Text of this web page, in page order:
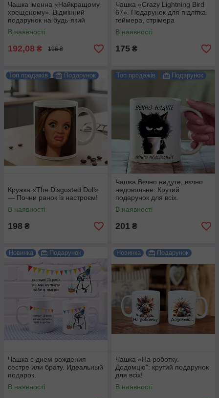
Чашка іменна «Найкращому
хрещеному». Відмінний
подарунок на будь-який
привід.
В наявності
192,08 ₴ 196 ₴
Чашка «Crazy Lightning Bird
67». Подарунок для підлітка,
геймера, стрімера
В наявності
175 ₴
Топ продажів Подарунок
Кружка «The Disgusted Doll»
— Почни ранок із настроєм!
В наявності
198 ₴
Топ продажів Подарунок
Чашка Вєчно надуте, вєчно
недовольне. Крутий
подарунок для всіх.
В наявності
201 ₴
Новинка Подарунок
Чашка с днем рождения
сестре или брату. Идеальный
подарок.
В наявності
Новинка Подарунок
Чашка «На роботку.
Додомцю": крутий подарунок
для всіх!
В наявності